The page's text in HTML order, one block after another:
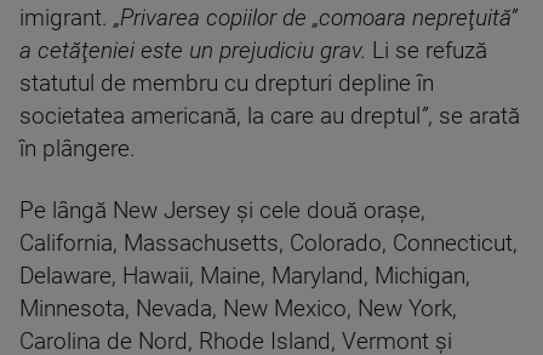
imigrant. „Privarea copiilor de „comoara nepreţuită”
a cetăţeniei este un prejudiciu grav. Li se refuză
statutul de membru cu drepturi depline în
societatea americană, la care au dreptul ”, se arată
în plângere.
Pe lângă New Jersey şi cele două oraşe,
California, Massachusetts, Colorado, Connecticut,
Delaware, Hawaii, Maine, Maryland, Michigan,
Minnesota, Nevada, New Mexico, New York,
Carolina de Nord, Rhode Island, Vermont şi